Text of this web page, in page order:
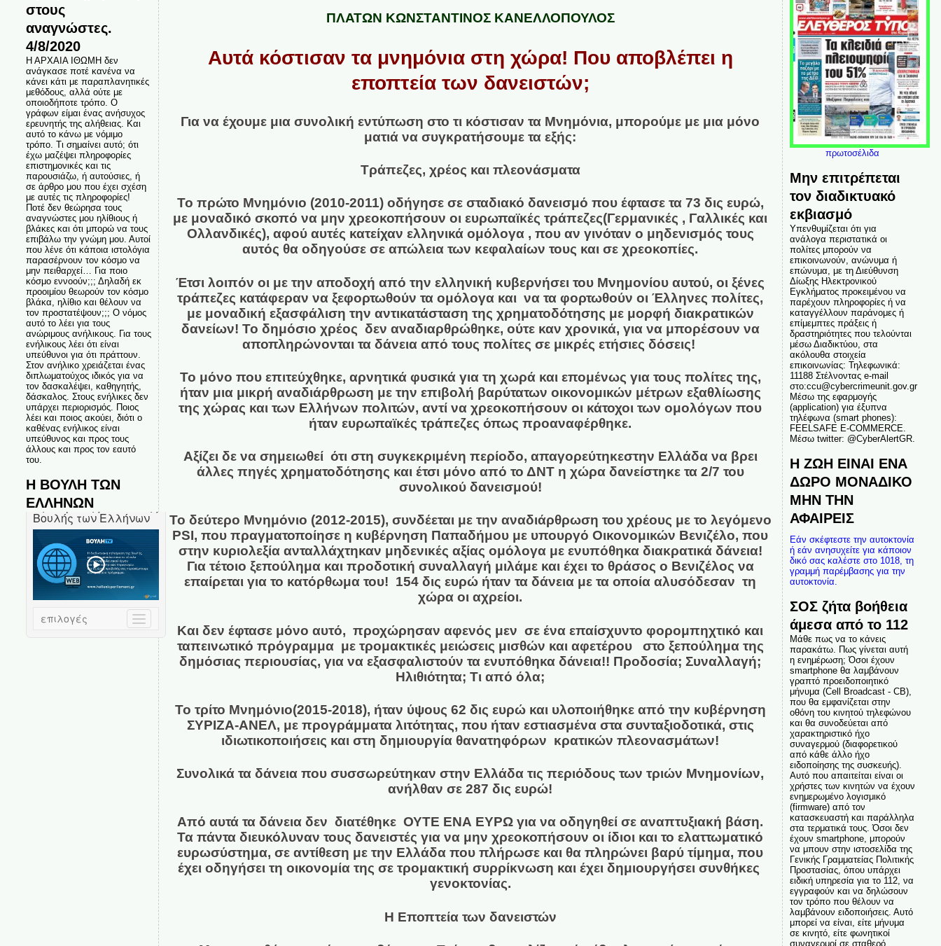
στους
αναγνώστες.
4/8/2020
Η ΑΡΧΑΙΑ ΙΘΩΜΗ δεν
ανάγκασε ποτέ κανένα να
κάνει κάτι με παραπλανητικές
μεθόδους, αλλά ούτε με
οποιοδήποτε τρόπο. Ο
γράφων είμαι ένας ανήσυχος
ερευνητής της αλήθειας. Και
αυτό το κάνω με νόμιμο
τρόπο. Τι σημαίνει αυτό; ότι
έχω μαζέψει πληροφορίες
επιστημονικές και τις
παρουσιάζω, ή αυτούσιες, ή
σε άρθρο μου που έχει σχέση
με αυτές τις πληροφορίες!
Ποτέ δεν θεώρησα τους
αναγνώστες μου ηλίθιους ή
βλάκες και ότι μπορώ να τους
επιβάλω την γνώμη μου. Αυτοί
που λένε ότι κάποια ιστολόγια
παρασέρνουν τον κόσμο να
μην πειθαρχεί… Για ποιο
κόσμο εννοούν;;; Δηλαδή εκ
προοιμίου θεωρούν τον κόσμο
βλάκα, ηλίθιο και θέλουν να
τον προστατέψουν;;; Ο νόμος
αυτό το λέει για τους
ανώριμους ανήλικους. Για τους
ενήλικους λέει ότι είναι
υπεύθυνοι για ότι πράττουν.
Στον ανήλικο χρειάζεται ένας
διπλωματούχος ιδικός για να
τον δασκαλέψει, καθηγητής,
δάσκαλος. Στους ενήλικες δεν
υπάρχει περιορισμός. Ποιος
λέει και ποιος ακούει, διότι ο
καθένας ενήλικος είναι
υπεύθυνος και προς τους
άλλους και προς τον εαυτό
του.
Η ΒΟΥΛΗ ΤΩΝ
ΕΛΛΗΝΩΝ
ΠΛΑΤΩΝ ΚΩΝΣΤΑΝΤΙΝΟΣ ΚΑΝΕΛΛΟΠΟΥΛΟΣ
Αυτά κόστισαν τα μνημόνια στη χώρα! Που αποβλέπει η
εποπτεία των δανειστών;
Για να έχουμε μια συνολική εντύπωση στο τι κόστισαν τα Μνημόνια, μπορούμε με μια μόνο
ματιά να συγκρατήσουμε τα εξής:
Τράπεζες, χρέος και πλεονάσματα
Το πρώτο Μνημόνιο (2010-2011) οδήγησε σε σταδιακό δανεισμό που έφτασε τα 73 δις ευρώ,
με μοναδικό σκοπό να μην χρεοκοπήσουν οι ευρωπαϊκές τράπεζες(Γερμανικές , Γαλλικές και
Ολλανδικές), αφού αυτές κατείχαν ελληνικά ομόλογα , που αν γινόταν ο μηδενισμός τους
αυτός θα οδηγούσε σε απώλεια των κεφαλαίων τους και σε χρεοκοπίες.
Έτσι λοιπόν οι με την αποδοχή από την ελληνική κυβερνήσει του Μνημονίου αυτού, οι ξένες
τράπεζες κατάφεραν να ξεφορτωθούν τα ομόλογα και να τα φορτωθούν οι Έλληνες πολίτες,
με μοναδική εξασφάλιση την αντικατάσταση της χρηματοδότησης με μορφή διακρατικών
δανείων! Το δημόσιο χρέος δεν αναδιαρθρώθηκε, ούτε καν χρονικά, για να μπορέσουν να
αποπληρώνονται τα δάνεια από τους πολίτες σε μικρές ετήσιες δόσεις!
Το μόνο που επιτεύχθηκε, αρνητικά φυσικά για τη χωρά και επομένως για τους πολίτες της,
ήταν μια μικρή αναδιάρθρωση με την επιβολή βαρύτατων οικονομικών μέτρων εξαθλίωσης
της χώρας και των Ελλήνων πολιτών, αντί να χρεοκοπήσουν οι κάτοχοι των ομολόγων που
ήταν ευρωπαϊκές τράπεζες όπως προαναφέρθηκε.
Αξίζει δε να σημειωθεί ότι στη συγκεκριμένη περίοδο, απαγορεύτηκεστην Ελλάδα να βρει
άλλες πηγές χρηματοδότησης και έτσι μόνο από το ΔΝΤ η χώρα δανείστηκε τα 2/7 του
συνολικού δανεισμού!
Το δεύτερο Μνημόνιο (2012-2015), συνδέεται με την αναδιάρθρωση του χρέους με το λεγόμενο
PSI, που πραγματοποίησε η κυβέρνηση Παπαδήμου με υπουργό Οικονομικών Βενιζέλο, που
στην κυριολεξία ανταλλάχτηκαν μηδενικές αξίας ομόλογα με ενυπόθηκα διακρατικά δάνεια!
Για τέτοιο ξεπούλημα και προδοτική συναλλαγή μιλάμε και έχει το θράσος ο Βενιζέλος να
επαίρεται για το κατόρθωμα του! 154 δις ευρώ ήταν τα δάνεια με τα οποία αλυσόδεσαν τη
χώρα οι αχρείοι.
Και δεν έφτασε μόνο αυτό, προχώρησαν αφενός μεν σε ένα επαίσχυντο φορομπηχτικό και
ταπεινωτικό πρόγραμμα με τρομακτικές μειώσεις μισθών και αφετέρου στο ξεπούλημα της
δημόσιας περιουσίας, για να εξασφαλιστούν τα ενυπόθηκα δάνεια!! Προδοσία; Συναλλαγή;
Ηλιθιότητα; Τι από όλα;
Το τρίτο Μνημόνιο(2015-2018), ήταν ύψους 62 δις ευρώ και υλοποιήθηκε από την κυβέρνηση
ΣΥΡΙΖΑ-ΑΝΕΛ, με προγράμματα λιτότητας, που ήταν εστιασμένα στα συνταξιοδοτικά, στις
ιδιωτικοποιήσεις και στη δημιουργία θανατηφόρων κρατικών πλεονασμάτων!
Συνολικά τα δάνεια που συσσωρεύτηκαν στην Ελλάδα τις περιόδους των τριών Μνημονίων,
ανήλθαν σε 287 δις ευρώ!
Από αυτά τα δάνεια δεν διατέθηκε ΟΥΤΕ ΕΝΑ ΕΥΡΩ για να οδηγηθεί σε αναπτυξιακή βάση.
Τα πάντα διευκόλυναν τους δανειστές για να μην χρεοκοπήσουν οι ίδιοι και το ελαττωματικό
ευρωσύστημα, σε αντίθεση με την Ελλάδα που πλήρωσε και θα πληρώνει βαρύ τίμημα, που
έχει οδηγήσει τη οικονομία της σε τρομακτική συρρίκνωση και έχει δημιουργήσει συνθήκες
γενοκτονίας.
Η Εποπτεία των δανειστών
πρωτοσέλιδα
Μην επιτρέπεται
τον διαδικτυακό
εκβιασμό
Υπενθυμίζεται ότι για
ανάλογα περιστατικά οι
πολίτες μπορούν να
επικοινωνούν, ανώνυμα ή
επώνυμα, με τη Διεύθυνση
Δίωξης Ηλεκτρονικού
Εγκλήματος προκειμένου να
παρέχουν πληροφορίες ή να
καταγγέλλουν παράνομες ή
επίμεμπτες πράξεις ή
δραστηριότητες που τελούνται
μέσω Διαδικτύου, στα
ακόλουθα στοιχεία
επικοινωνίας: Τηλεφωνικά:
11188 Στέλνοντας e-mail
στο:ccu@cybercrimeunit.gov.gr
Μέσω της εφαρμογής
(application) για έξυπνα
τηλέφωνα (smart phones):
FEELSAFE E-COMMERCE.
Μέσω twitter: @CyberAlertGR.
Η ΖΩΗ ΕΙΝΑΙ ΕΝΑ
ΔΩΡΟ ΜΟΝΑΔΙΚΟ
ΜΗΝ ΤΗΝ
ΑΦΑΙΡΕΙΣ
Εάν σκέφτεστε την αυτοκτονία
ή εάν ανησυχείτε για κάποιον
δικό σας καλέστε στο 1018, τη
γραμμή παρέμβασης για την
αυτοκτονία.
ΣΟΣ ζήτα βοήθεια
άμεσα από το 112
Μάθε πως να το κάνεις
παρακάτω. Πως γίνεται αυτή
η ενημέρωση; Όσοι έχουν
smartphone θα λαμβάνουν
γραπτό προειδοποιητικό
μήνυμα (Cell Broadcast - CB),
που θα εμφανίζεται στην
οθόνη του κινητού τηλεφώνου
και θα συνοδεύεται από
χαρακτηριστικό ήχο
συναγερμού (διαφορετικού
από κάθε άλλο ήχο
ειδοποίησης της συσκευής).
Αυτό που απαιτείται είναι οι
χρήστες των κινητών να έχουν
ενημερωμένο λογισμικό
(firmware) από τον
κατασκευαστή και παράλληλα
στα τερματικά τους. Όσοι δεν
έχουν smartphone, μπορούν
να μπουν στην ιστοσελίδα της
Γενικής Γραμματείας Πολιτικής
Προστασίας, όπου υπάρχει
ειδική υπηρεσία για το 112, να
εγγραφούν και να δηλώσουν
τον τρόπο που θέλουν να
λαμβάνουν ειδοποιήσεις. Αυτό
μπορεί να είναι, είτε μήνυμα
σε κινητό, είτε φωνητικοί
συναγερμοί σε σταθερό